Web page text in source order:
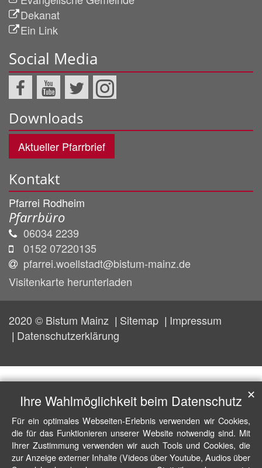
Dekanat
Ein Link
Social Media
Downloads
Aktueller Pfarrbrief
Kontakt
Pfarrei Rodheim
Pfarrbüro
06034 2239
0152 07220135
pfarrei.woellstadt@bistum-mainz.de
Visitenkarte herunterladen
2020 © Bistum Mainz Sitemap
Impressum
Datenschutzerklärung
Ihre Wahlmöglichkeit beim Datenschutz
Für ein optimales Webseiten-Erlebnis verwenden wir Cookies,
die für das Funktionieren unserer Website notwendig sind. Mit
Ihrer Zustimmung verwenden wir auch Tools und Cookies, die
zur Anzeige externer Inhalte (Videos über Youtube, Audios über
✕